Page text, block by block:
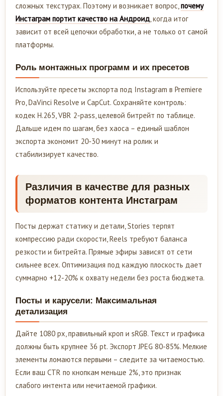
сложных текстурах. Поэтому и возникает вопрос, почему
Инстаграм портит качество на Андроид , когда итог
зависит от всей цепочки обработки, а не только от самой
платформы.
Роль монтажных программ и их пресетов
Используйте пресеты экспорта под Instagram в Premiere
Pro, DaVinci Resolve и CapCut. Сохраняйте контроль:
кодек H.265, VBR 2-pass, целевой битрейт по таблице.
Дальше идем по шагам, без хаоса – единый шаблон
экспорта экономит 20-30 минут на ролик и
стабилизирует качество.
Различия в качестве для разных
форматов контента Инстаграм
Посты держат статику и детали, Stories терпят
компрессию ради скорости, Reels требуют баланса
резкости и битрейта. Прямые эфиры зависят от сети
сильнее всех. Оптимизация под каждую плоскость дает
суммарно +12-20% к охвату недели без роста бюджета.
Посты и карусели: Максимальная
детализация
Дайте 1080 px, правильный кроп и sRGB. Текст и графика
должны быть крупнее 36 pt. Экспорт JPEG 80-85%. Мелкие
элементы ломаются первыми – следите за читаемостью.
Если ваш CTR по кнопкам меньше 2%, это признак
слабого интента или нечитаемой графики.